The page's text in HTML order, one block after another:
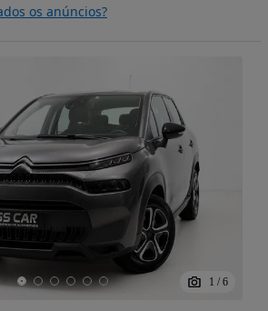
os anúncios?
1 / 6